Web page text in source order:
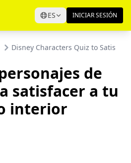
ES INICIAR SESIÓN
Disney Characters Quiz to Satisfy
de
satisfacer a tu
interior